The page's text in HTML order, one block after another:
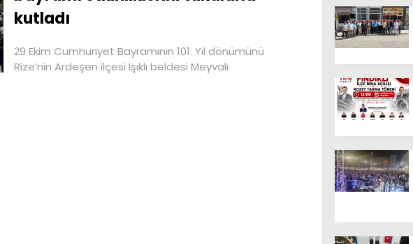
kutladı
29 Ekim Cumhuriyet Bayramının 101. Yıl dönümünü
Rize’nin Ardeşen ilçesi Işıklı beldesi Meyvalı